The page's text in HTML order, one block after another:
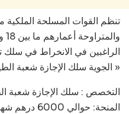
تنظم القوات المسلحة الملكية
الراغبين في الانخراط في سلك
الجوية سلك الإجازة شعبة الطيران »
التخصص : سلك الإجازة شعبة
المنحة: حوالي 6000 درهم شهرياً أثناء الدراسة